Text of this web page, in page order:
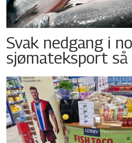
Svak nedgang i
sjømateksport